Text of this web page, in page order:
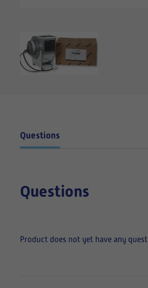
Questions
Questions
Product does not yet have any